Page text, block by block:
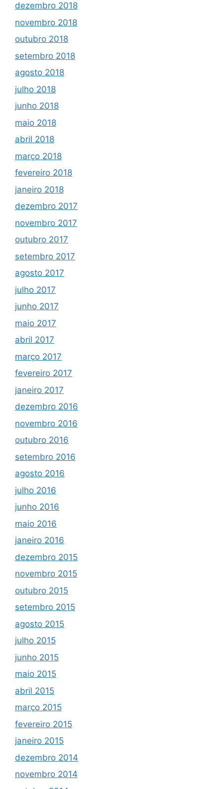
dezembro 2018
novembro 2018
outubro 2018
setembro 2018
agosto 2018
julho 2018
junho 2018
maio 2018
abril 2018
março 2018
fevereiro 2018
janeiro 2018
dezembro 2017
novembro 2017
outubro 2017
setembro 2017
agosto 2017
julho 2017
junho 2017
maio 2017
abril 2017
março 2017
fevereiro 2017
janeiro 2017
dezembro 2016
novembro 2016
outubro 2016
setembro 2016
agosto 2016
julho 2016
junho 2016
maio 2016
janeiro 2016
dezembro 2015
novembro 2015
outubro 2015
setembro 2015
agosto 2015
julho 2015
junho 2015
maio 2015
abril 2015
março 2015
fevereiro 2015
janeiro 2015
dezembro 2014
novembro 2014